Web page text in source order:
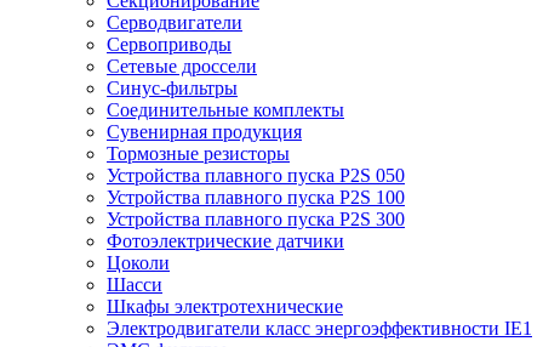
Серводвигатели
Сервоприводы
Сетевые дроссели
Синус-фильтры
Соединительные комплекты
Сувенирная продукция
Тормозные резисторы
Устройства плавного пуска P2S 050
Устройства плавного пуска P2S 100
Устройства плавного пуска P2S 300
Фотоэлектрические датчики
Цоколи
Шасси
Шкафы электротехнические
Электродвигатели класс энергоэффективности IE1